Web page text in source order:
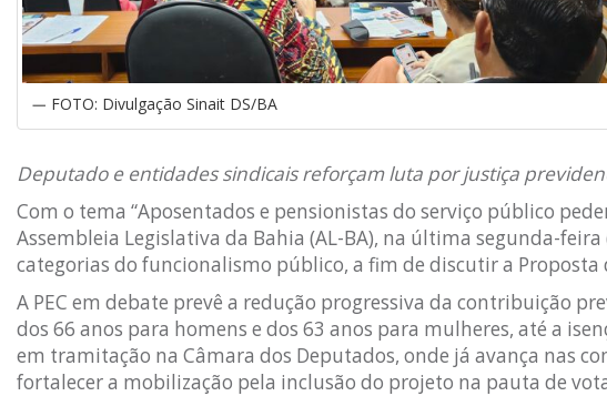
FOTO: Divulgação Sinait DS/BA
Deputado e entidades sindicais reforçam luta por justiça
Com o tema “Aposentados e pensionistas do serviço público
Assembleia Legislativa da Bahia (AL-BA), na última segunda-
categorias do funcionalismo público, a fim de discutir a Proposta
A PEC em debate prevê a redução progressiva da contribuição
dos 66 anos para homens e dos 63 anos para mulheres, até a
em tramitação na Câmara dos Deputados, onde já avança nas
fortalecer a mobilização pela inclusão do projeto na pauta de